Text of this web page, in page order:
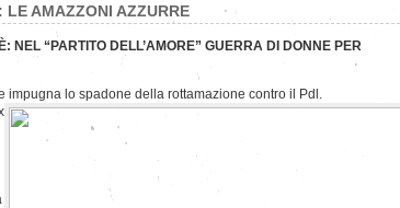
LE AMAZZONI AZZURRE
NEL “PARTITO DELL’AMORE” GUERRA DI DONNE PER
impugna lo spadone della rottamazione contro il Pdl.